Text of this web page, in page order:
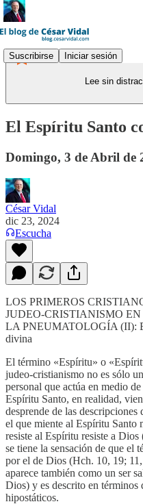
Suscribirse Iniciar sesión
Lee sin
El Espíritu Santo
Domingo, 3 de Abril de
César Vidal
dic 23, 2024
Escucha
LOS PRIMEROS
JUDEO-CRISTIANISMO
LA PNEUMATOLOGÍA (II):
divina
El término «Espíritu» o
judeo-cristianismo no es sólo
personal que actúa en medio
Espíritu Santo, en realidad,
desprende de las
el que miente al Espíritu Santo
resiste al Espíritu resiste a
se tiene la sensación de que el
por el de Dios (Hch. 10, 19;
aparece también como un ser
Dios) y es descrito en
hipostáticos.